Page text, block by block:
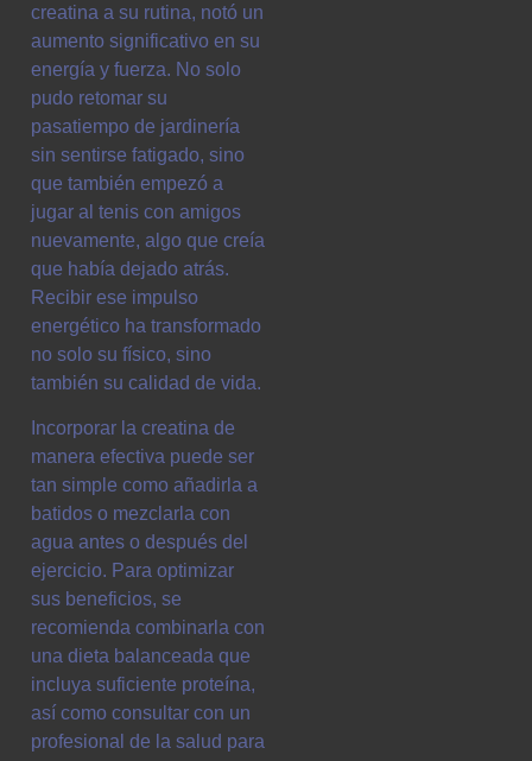
creatina a su rutina, notó un
aumento significativo en su
energía y fuerza. No solo
pudo retomar su
pasatiempo de jardinería
sin sentirse fatigado, sino
que también empezó a
jugar al tenis con amigos
nuevamente, algo que creía
que había dejado atrás.
Recibir ese impulso
energético ha transformado
no solo su físico, sino
también su calidad de vida.
Incorporar la creatina de
manera efectiva puede ser
tan simple como añadirla a
batidos o mezclarla con
agua antes o después del
ejercicio. Para optimizar
sus beneficios, se
recomienda combinarla con
una dieta balanceada que
incluya suficiente proteína,
así como consultar con un
profesional de la salud para